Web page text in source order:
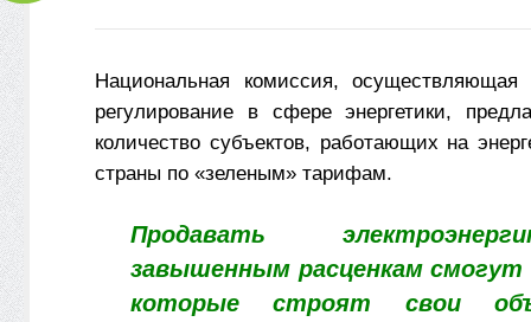
Национальная комиссия, осуществляющая
регулирование в сфере энергетики,
количество субъектов, работающих на
страны по «зеленым» тарифам.
Продавать
завышенным расценкам смогут
которые строят свои